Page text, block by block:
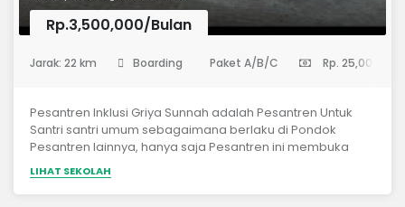
Rp.3,500,000/Bulan
Jarak: 22 km Boarding Paket A/B/C Rp. 25,000,000
Pesantren Inklusi Griya Sunnah adalah Pesantren Untuk
Santri santri umum sebagaimana berlaku di Pondok
Pesantren lainnya, hanya saja Pesantren ini membuka
kesempatan bagi santri-santri inklusi atau berkebutuhan
khusus. Dari setiap kelas diberikan 3 sampai 4 kursi untuk
santri berkebutuhan khusus. Santri-santri Berkebutuhan
LIHAT SEKOLAH